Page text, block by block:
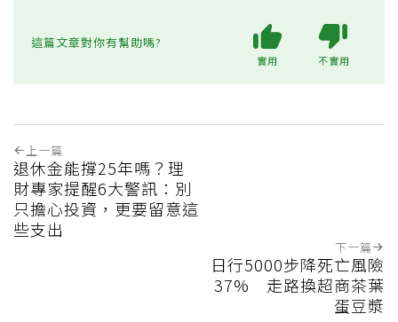
這篇文章對你有幫助嗎?
實用 不實用
上一篇
退休金能撐25年嗎？理
財專家提醒6大警訊：別
只擔心投資，更要留意這
些支出
下一篇
日行5000步降死亡風險
37% 走路換超商茶葉
蛋豆漿